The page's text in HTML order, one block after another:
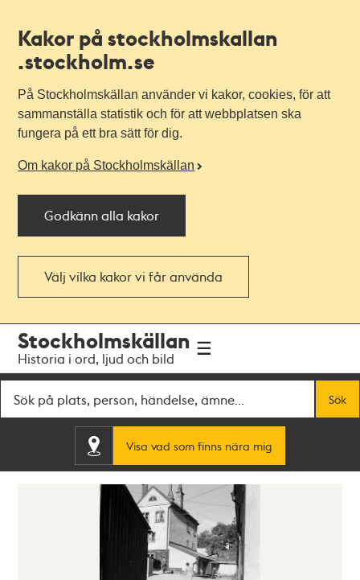
Kakor på stockholmskallan
.stockholm.se
På Stockholmskällan använder vi kakor, cookies, för att
sammanställa statistik och för att webbplatsen ska
fungera på ett bra sätt för dig.
Om kakor på Stockholmskällan
Godkänn alla kakor
Välj vilka kakor vi får använda
navigationen
huvudinnehållet
Stockholmskällan
Historia i ord, ljud och bild
Sök
Visa vad som finns nära mig